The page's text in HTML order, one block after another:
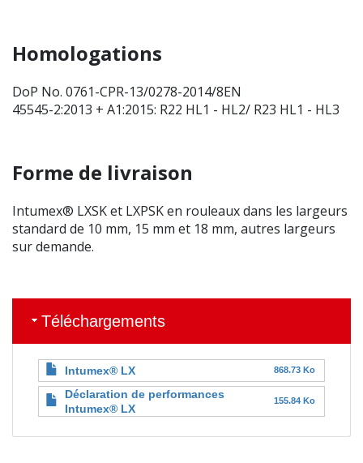
Homologations
DoP No. 0761-CPR-13/0278-2014/8EN
45545-2:2013 + A1:2015: R22 HL1 - HL2/ R23 HL1 - HL3
Forme de livraison
Intumex® LXSK et LXPSK en rouleaux dans les largeurs
standard de 10 mm, 15 mm et 18 mm, autres largeurs
sur demande.
Téléchargements
Intumex® LX 868.73 Ko
Déclaration de performances
Intumex® LX
155.84 Ko